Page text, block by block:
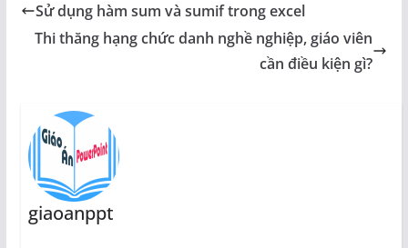
Sử dụng hàm sum và sumif trong excel
Thi thăng hạng chức danh nghề nghiệp, giáo viên
cần điều kiện gì?
giaoanppt